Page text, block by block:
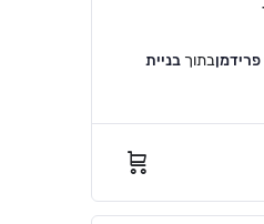
בתוך בניית